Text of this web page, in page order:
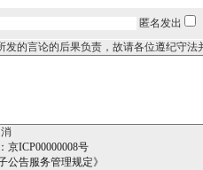
匿名发出
发的言论的后果负责，故请各位遵纪守法
京ICP00000008号
公告服务管理规定》